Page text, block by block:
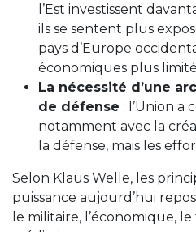
l’Est investissent
ils se sentent plus
pays d’Europe
économiques plus
La nécessité d’une
de défense : l’Union a
notamment avec la
la défense, mais les
Selon Klaus Welle, les
puissance aujourd’hui
le militaire, l’économique,